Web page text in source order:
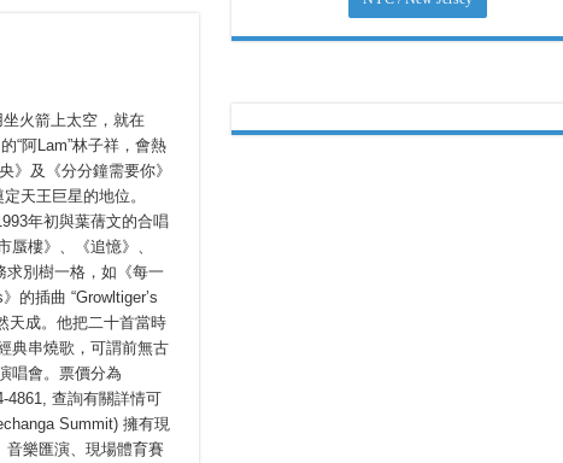
火箭上太空，就在
“阿Lam”林子祥，會熱
》及《分分鐘需要你》
天王巨星的地位。
年初與葉蒨文的合唱
樓》、《追憶》、
求別樹一格，如《每一
的插曲 “Growltiger’s
天成。他把二十首當時
典串燒歌，可謂前無古
唱會。票價分為
4861, 查詢有關詳情可
Summit) 擁有現
音樂匯演、現場體育賽